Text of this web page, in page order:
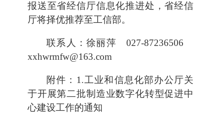
报送至省经信厅信息化推进处，省经信
厅将择优推荐至工信部。
联系人：徐丽萍 027-87236506
xxhwrmfw@163.com
附件：1.工业和信息化部办公厅关
于开展第二批制造业数字化转型促进中
心建设工作的通知